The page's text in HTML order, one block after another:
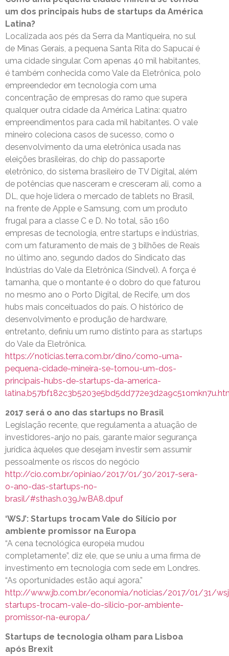
um dos principais hubs de startups da América
Latina?
Localizada aos pés da Serra da Mantiqueira, no sul
de Minas Gerais, a pequena Santa Rita do Sapucaí é
uma cidade singular. Com apenas 40 mil habitantes,
é também conhecida como Vale da Eletrônica, polo
empreendedor em tecnologia com uma
concentração de empresas do ramo que supera
qualquer outra cidade da América Latina: quatro
empreendimentos para cada mil habitantes. O vale
mineiro coleciona casos de sucesso, como o
desenvolvimento da urna eletrônica usada nas
eleições brasileiras, do chip do passaporte
eletrônico, do sistema brasileiro de TV Digital, além
de potências que nasceram e cresceram ali, como a
DL, que hoje lidera o mercado de tablets no Brasil,
na frente de Apple e Samsung, com um produto
frugal para a classe C e D. No total, são 160
empresas de tecnologia, entre startups e indústrias,
com um faturamento de mais de 3 bilhões de Reais
no último ano, segundo dados do Sindicato das
Indústrias do Vale da Eletrônica (Sindvel). A força é
tamanha, que o montante é o dobro do que faturou
no mesmo ano o Porto Digital, de Recife, um dos
hubs mais conceituados do país. O histórico de
desenvolvimento e produção de hardware,
entretanto, definiu um rumo distinto para as startups
do Vale da Eletrônica.
https://noticias.terra.com.br/dino/como-uma-
pequena-cidade-mineira-se-tornou-um-dos-
principais-hubs-de-startups-da-america-
2017 será o ano das startups no Brasil
Legislação recente, que regulamenta a atuação de
investidores-anjo no país, garante maior segurança
jurídica àqueles que desejam investir sem assumir
pessoalmente os riscos do negócio
http://cio.com.br/opiniao/2017/01/30/2017-sera-
o-ano-das-startups-no-
brasil/#sthash.o39JwBA8.dpuf
‘WSJ’: Startups trocam Vale do Silício por
ambiente promissor na Europa
“A cena tecnológica europeia mudou
completamente”, diz ele, que se uniu a uma firma de
investimento em tecnologia com sede em Londres.
“As oportunidades estão aqui agora.”
http://www.jb.com.br/economia/noticias/2017/01/31/
startups-trocam-vale-do-silicio-por-ambiente-
promissor-na-europa/
Startups de tecnologia olham para Lisboa
após Brexit